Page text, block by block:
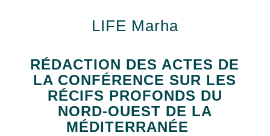
LIFE Marha
RÉDACTION DES ACTES DE
LA CONFÉRENCE SUR LES
RÉCIFS PROFONDS DU
NORD-OUEST DE LA
MÉDITERRANÉE